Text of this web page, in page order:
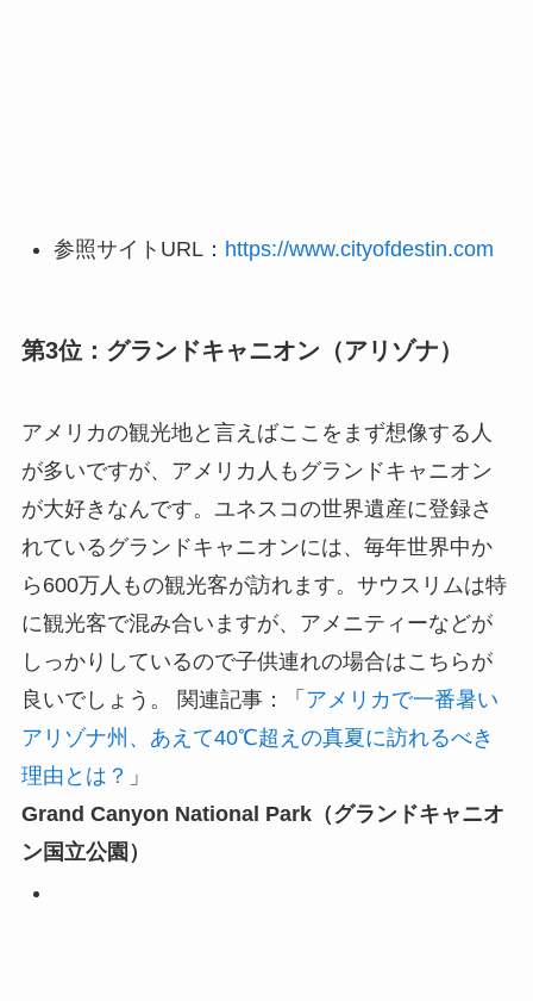
参照サイトURL： https://www.cityofdestin.com
第3位：グランドキャニオン（アリゾナ）
アメリカの観光地と言えばここをまず想像する人
が多いですが、アメリカ人もグランドキャニオン
が大好きなんです。ユネスコの世界遺産に登録さ
れているグランドキャニオンには、毎年世界中か
ら600万人もの観光客が訪れます。サウスリムは特
に観光客で混み合いますが、アメニティーなどが
しっかりしているので子供連れの場合はこちらが
良いでしょう。 関連記事：「 アメリカで一番暑い
アリゾナ州、あえて40℃超えの真夏に訪れるべき
理由とは？ 」
Grand Canyon National Park（グランドキャニオ
ン国立公園）